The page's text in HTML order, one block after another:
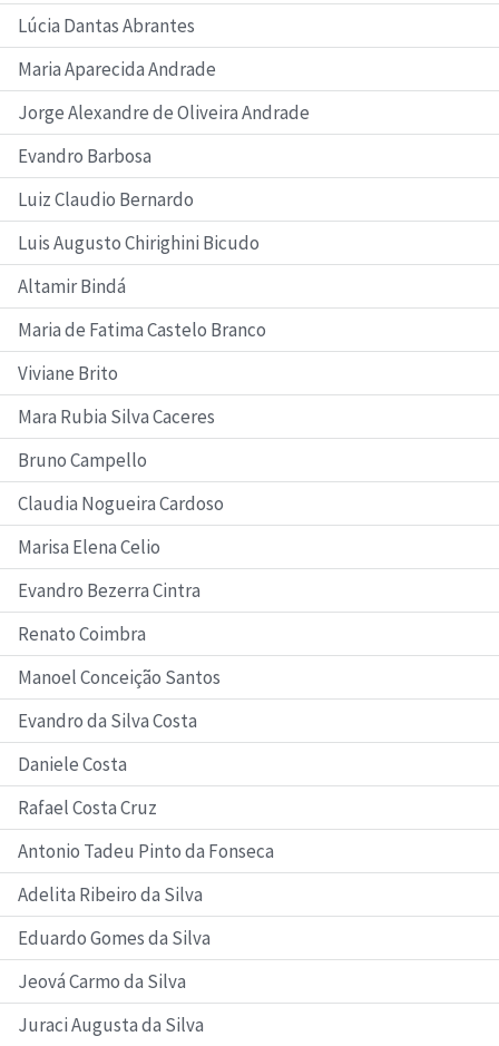
Lúcia Dantas Abrantes
Maria Aparecida Andrade
Jorge Alexandre de Oliveira Andrade
Evandro Barbosa
Luiz Claudio Bernardo
Luis Augusto Chirighini Bicudo
Altamir Bindá
Maria de Fatima Castelo Branco
Viviane Brito
Mara Rubia Silva Caceres
Bruno Campello
Claudia Nogueira Cardoso
Marisa Elena Celio
Evandro Bezerra Cintra
Renato Coimbra
Manoel Conceição Santos
Evandro da Silva Costa
Daniele Costa
Rafael Costa Cruz
Antonio Tadeu Pinto da Fonseca
Adelita Ribeiro da Silva
Eduardo Gomes da Silva
Jeová Carmo da Silva
Juraci Augusta da Silva